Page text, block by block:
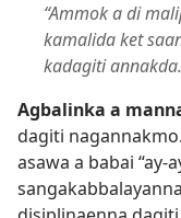
“Ammok a di
kamalida ket
kadagiti
Agbalinka a
dagiti
asawa a babai